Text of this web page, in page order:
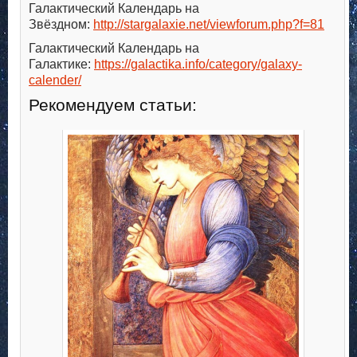
Галактический Календарь на
Звёздном: http://stargalaxie.net/viewforum.php?f=81
Галактический Календарь на
Галактике: https://galactika.info/category/galaxy-
calender/
Рекомендуем статьи: